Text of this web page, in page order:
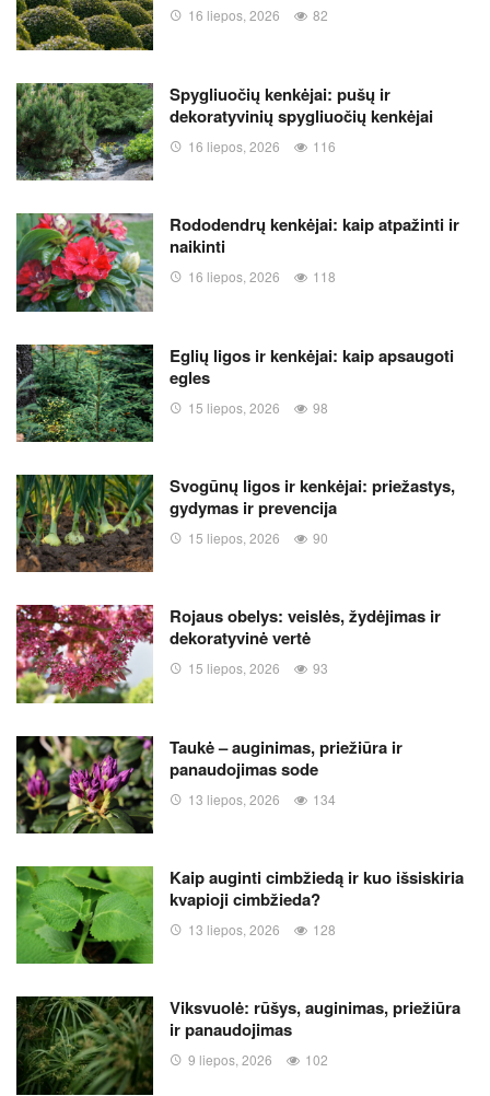
16 liepos, 2026 82
Spygliuočių kenkėjai: pušų ir
dekoratyvinių spygliuočių kenkėjai
16 liepos, 2026 116
Rododendrų kenkėjai: kaip atpažinti ir
naikinti
16 liepos, 2026 118
Eglių ligos ir kenkėjai: kaip apsaugoti
egles
15 liepos, 2026 98
Svogūnų ligos ir kenkėjai: priežastys,
gydymas ir prevencija
15 liepos, 2026 90
Rojaus obelys: veislės, žydėjimas ir
dekoratyvinė vertė
15 liepos, 2026 93
Taukė – auginimas, priežiūra ir
panaudojimas sode
13 liepos, 2026 134
Kaip auginti cimbžiedą ir kuo išsiskiria
kvapioji cimbžieda?
13 liepos, 2026 128
Viksvuolė: rūšys, auginimas, priežiūra
ir panaudojimas
9 liepos, 2026 102